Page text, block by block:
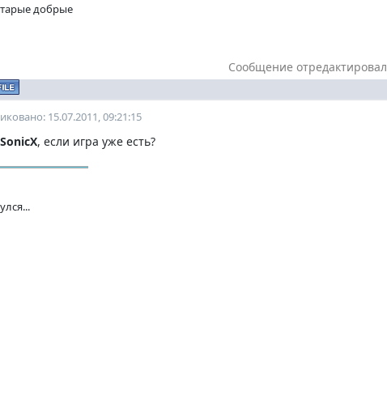
добрые
Сообщение отредактировал
15.07.2011, 09:21:15
, если игра уже есть?